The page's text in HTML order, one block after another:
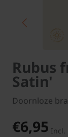
Rubus
Satin'
Doornloze
€6,95 Incl.